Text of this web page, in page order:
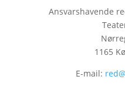
Ansvarshavende
1165
E-mail: